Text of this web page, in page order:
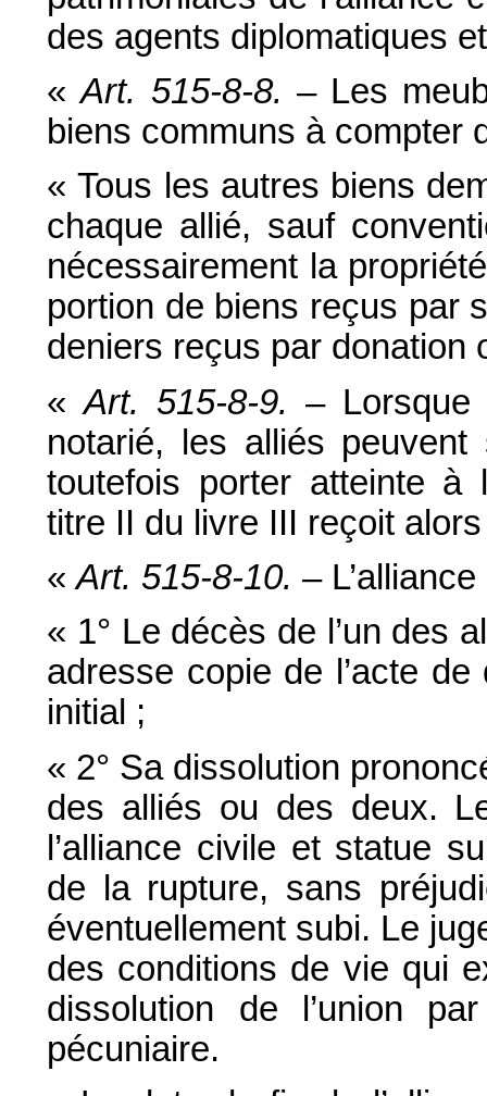
des agents diplomatiques
«Art. 515-8-8. – Les
biens communs à compter
« Tous les autres biens
chaque allié, sauf
nécessairement la
portion de biens reçus par
deniers reçus par donation
«Art. 515-8-9. – Lorsque
notarié, les alliés
toutefois porter atteinte à
titre II du livre III reçoit
«Art. 515-8-10. –
« 1° Le décès de l’un des
adresse copie de l’acte
initial ;
« 2° Sa dissolution
des alliés ou des deux.
l’alliance civile et statue
de la rupture, sans
éventuellement subi. Le
des conditions de vie qui
dissolution de l’union par
pécuniaire.